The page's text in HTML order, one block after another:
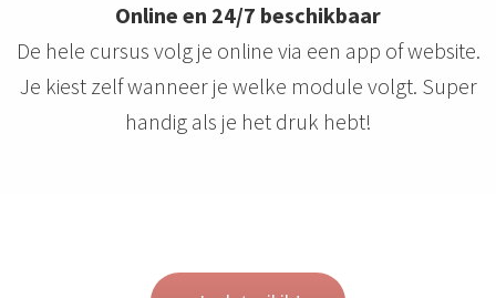
Online en 24/7 beschikbaar
De hele cursus volg je online via een app of website.
Je kiest zelf wanneer je welke module volgt. Super
handig als je het druk hebt!